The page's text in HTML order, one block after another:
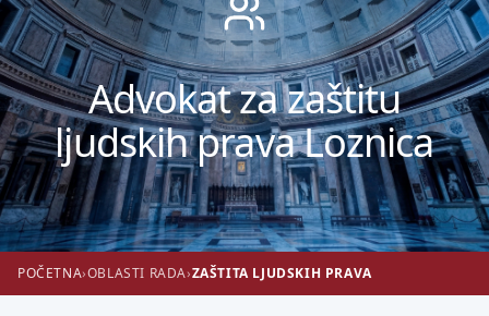
Advokat za zaštitu
ljudskih prava Loznica
POČETNA›OBLASTI RADA›ZAŠTITA LJUDSKIH PRAVA